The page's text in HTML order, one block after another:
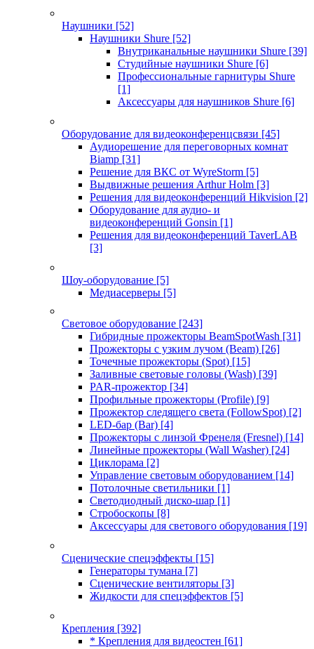
Наушники [52]
Наушники Shure [52]
Внутриканальные наушники Shure [39]
Студийные наушники Shure [6]
Профессиональные гарнитуры Shure
[1]
Аксессуары для наушников Shure [6]
Оборудование для видеоконференцсвязи [45]
Аудиорешение для переговорных комнат
Biamp [31]
Решение для ВКС от WyreStorm [5]
Выдвижные решения Arthur Holm [3]
Решения для видеоконференций Hikvision [2]
Оборудование для аудио- и
видеоконференций Gonsin [1]
Решения для видеоконференций TaverLAB
[3]
Шоу-оборудование [5]
Медиасерверы [5]
Световое оборудование [243]
Гибридные прожекторы BeamSpotWash [31]
Прожекторы с узким лучом (Beam) [26]
Точечные прожекторы (Spot) [15]
Заливные световые головы (Wash) [39]
PAR-прожектор [34]
Профильные прожекторы (Profile) [9]
Прожектор следящего света (FollowSpot) [2]
LED-бар (Bar) [4]
Прожекторы с линзой Френеля (Fresnel) [14]
Линейные прожекторы (Wall Washer) [24]
Циклорама [2]
Управление световым оборудованием [14]
Потолочные светильники [1]
Светодиодный диско-шар [1]
Стробоскопы [8]
Аксессуары для светового оборудования [19]
Сценические спецэффекты [15]
Генераторы тумана [7]
Сценические вентиляторы [3]
Жидкости для спецэффектов [5]
Крепления [392]
* Крепления для видеостен [61]